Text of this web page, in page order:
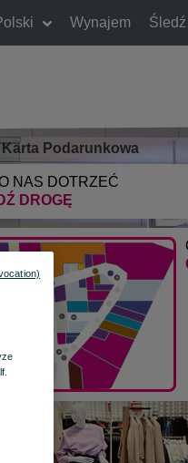
Wynajem
NAS DOTRZEĆ
DROGĘ
Podarunkowa